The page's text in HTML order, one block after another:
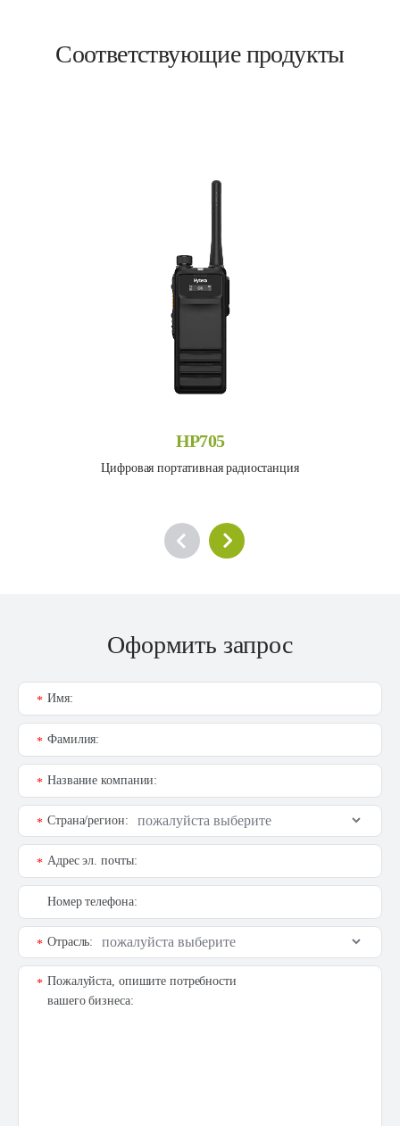
Соответствующие продукты
HP705
Цифровая портативная радиостанция
Оформить запрос
Имя:
*
Фамилия:
*
Название компании:
*
Страна/регион:
*
Адрес эл. почты:
*
Номер телефона:
Отрасль:
*
Пожалуйста, опишите потребности
вашего бизнеса:
*